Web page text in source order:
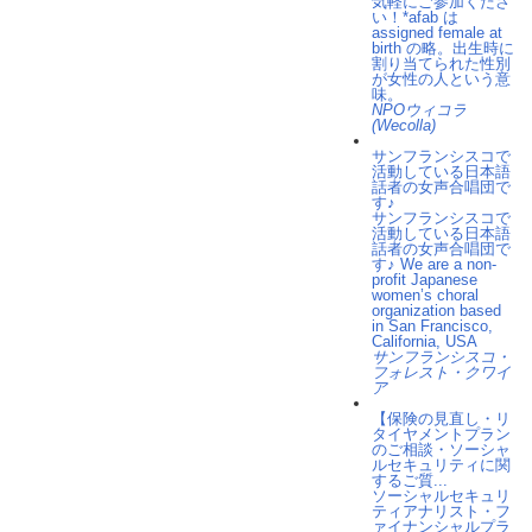
い！*afab は
assigned female at
birth の略。出生時に
割り当てられた性別
が女性の人という意
味。
NPOウィコラ
(Wecolla)
サンフランシスコで
活動している日本語
話者の女声合唱団で
す♪
サンフランシスコで
活動している日本語
話者の女声合唱団で
す♪ We are a non-
profit Japanese
women’s choral
organization based
in San Francisco,
California, USA
サンフランシスコ・
フォレスト・クワイ
ア
【保険の見直し・リ
タイヤメントプラン
のご相談・ソーシャ
ルセキュリティに関
するご質...
ソーシャルセキュリ
ティアナリスト・フ
ァイナンシャルプラ